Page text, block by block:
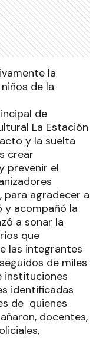
la
de la
de
La Estación
y la suelta
crear
prevenir el
para agradecer a
y acompañó la
a sonar la
que
las integrantes
de miles
instituciones
identificadas
de quienes
docentes,